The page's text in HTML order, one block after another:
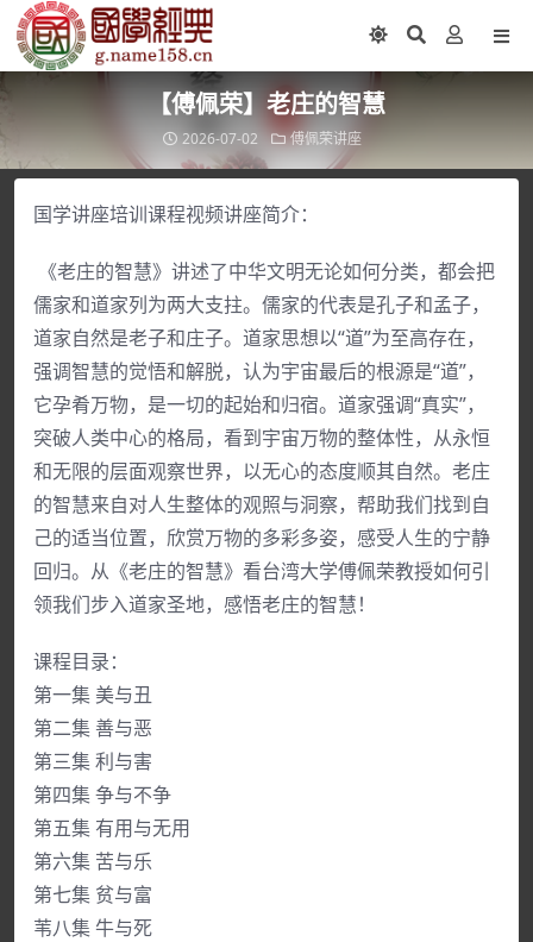
【傅佩荣】老庄的智慧
2026-07-02 傅佩荣讲座
国学讲座培训课程视频讲座简介：
《老庄的智慧》讲述了中华文明无论如何分类，都会把
儒家和道家列为两大支拄。儒家的代表是孔子和孟子，
道家自然是老子和庄子。道家思想以“道”为至高存在，
强调智慧的觉悟和解脱，认为宇宙最后的根源是“道”，
它孕肴万物，是一切的起始和归宿。道家强调“真实”，
突破人类中心的格局，看到宇宙万物的整体性，从永恒
和无限的层面观察世界，以无心的态度顺其自然。老庄
的智慧来自对人生整体的观照与洞察，帮助我们找到自
己的适当位置，欣赏万物的多彩多姿，感受人生的宁静
回归。从《老庄的智慧》看台湾大学傅佩荣教授如何引
领我们步入道家圣地，感悟老庄的智慧！
课程目录：
第一集 美与丑
第二集 善与恶
第三集 利与害
第四集 争与不争
第五集 有用与无用
第六集 苦与乐
第七集 贫与富
苇八集 牛与死